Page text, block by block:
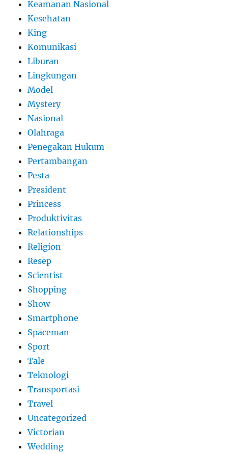
Keamanan Nasional
Kesehatan
King
Komunikasi
Liburan
Lingkungan
Model
Mystery
Nasional
Olahraga
Penegakan Hukum
Pertambangan
Pesta
President
Princess
Produktivitas
Relationships
Religion
Resep
Scientist
Shopping
Show
Smartphone
Spaceman
Sport
Tale
Teknologi
Transportasi
Travel
Uncategorized
Victorian
Wedding